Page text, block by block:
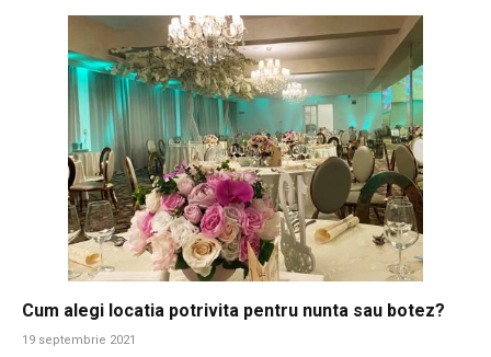
Cum alegi locatia potrivita pentru nunta sau botez?
19 septembrie 2021